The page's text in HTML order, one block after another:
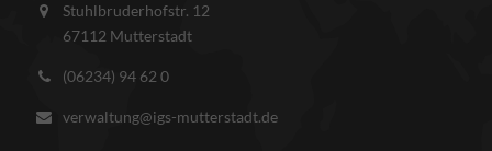
Stuhlbruderhofstr. 12
67112 Mutterstadt
(06234) 94 62 0
verwaltung@igs-mutterstadt.de